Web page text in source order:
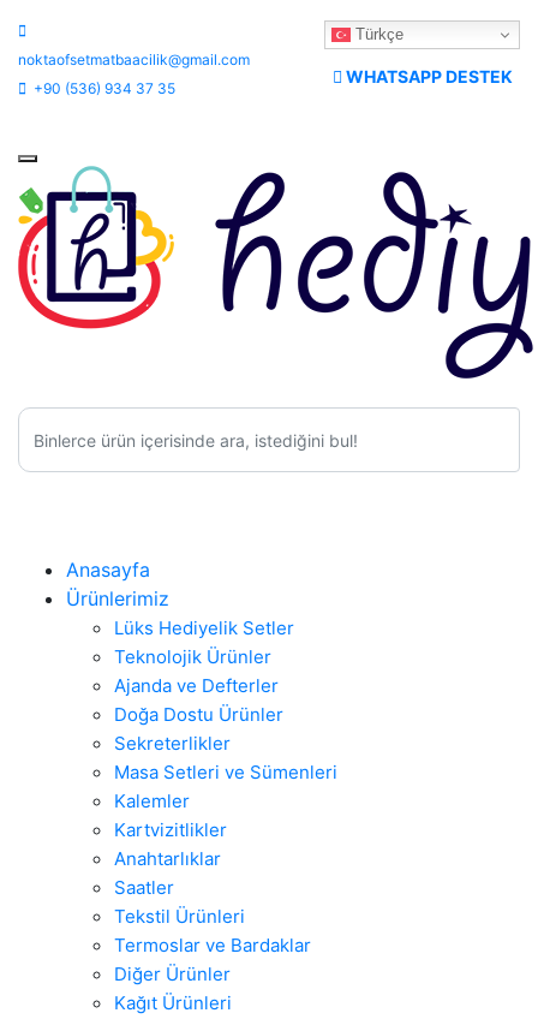
noktaofsetmatbaacilik@gmail.com
+90 (536) 934 37 35
Türkçe
WHATSAPP DESTEK
Anasayfa
Ürünlerimiz
Lüks Hediyelik Setler
Teknolojik Ürünler
Ajanda ve Defterler
Doğa Dostu Ürünler
Sekreterlikler
Masa Setleri ve Sümenleri
Kalemler
Kartvizitlikler
Anahtarlıklar
Saatler
Tekstil Ürünleri
Termoslar ve Bardaklar
Diğer Ürünler
Kağıt Ürünleri